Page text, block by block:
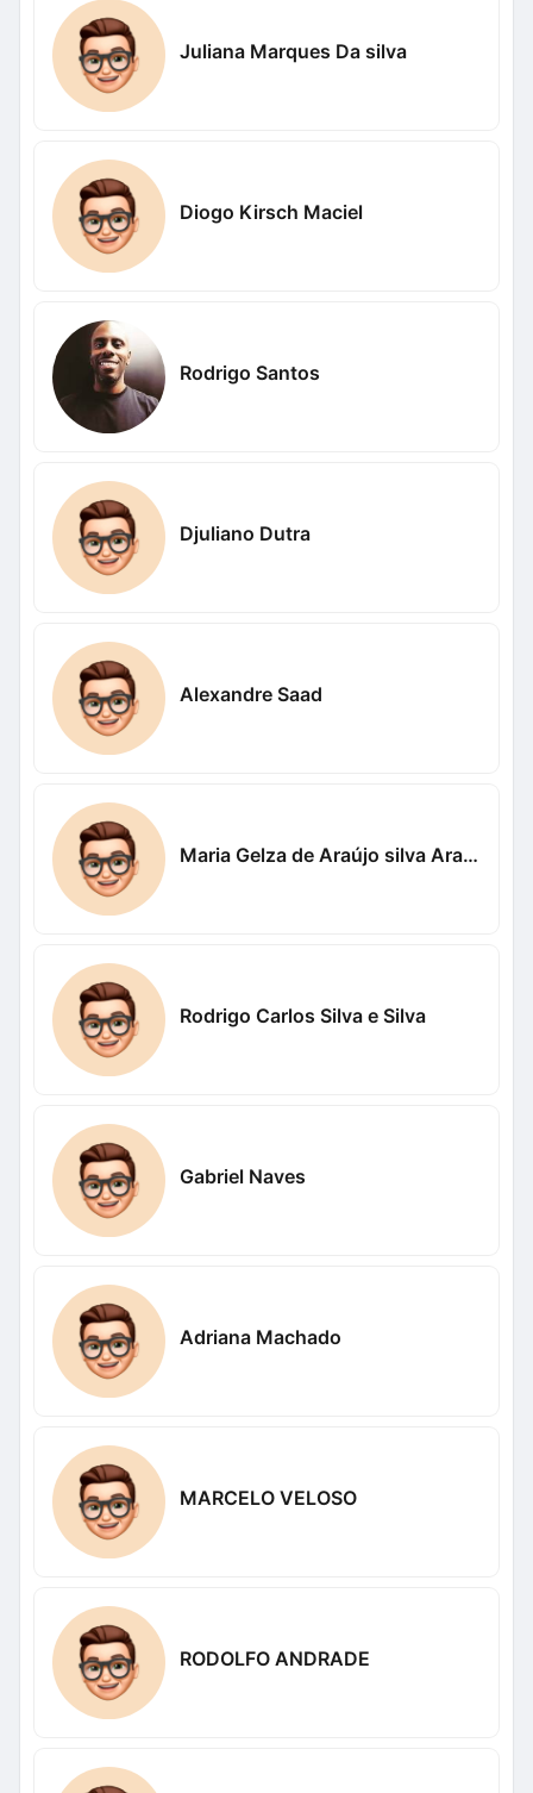
Juliana Marques Da silva
Diogo Kirsch Maciel
Rodrigo Santos
Djuliano Dutra
Alexandre Saad
Maria Gelza de Araújo silva Araújo
Rodrigo Carlos Silva e Silva
Gabriel Naves
Adriana Machado
MARCELO VELOSO
RODOLFO ANDRADE